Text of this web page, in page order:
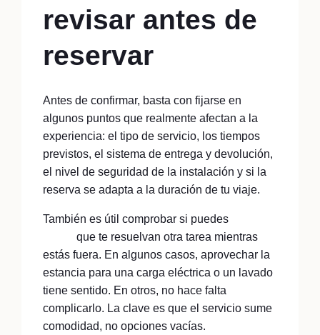
revisar antes de
reservar
Antes de confirmar, basta con fijarse en
algunos puntos que realmente afectan a la
experiencia: el tipo de servicio, los tiempos
previstos, el sistema de entrega y devolución,
el nivel de seguridad de la instalación y si la
reserva se adapta a la duración de tu viaje.
También es útil comprobar si puedes
que te resuelvan otra tarea mientras
estás fuera. En algunos casos, aprovechar la
estancia para una carga eléctrica o un lavado
tiene sentido. En otros, no hace falta
complicarlo. La clave es que el servicio sume
comodidad, no opciones vacías.